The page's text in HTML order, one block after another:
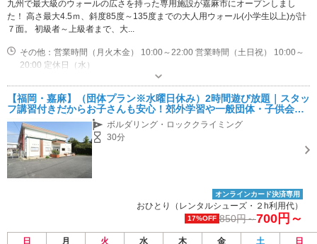
九州で最大級のウォールの広さを持った専用施設が嘉麻市にオープンしまし
た！ 高さ最大4.5ｍ、斜度85度～135度までの大人用ウォール(小学生以上)が計
７面。 初級者～上級者まで、大...
その他：営業時間（月火木金） 10:00～22:00 営業時間（土日祝） 10:00～
20:00 定休日（水）
【福岡・嘉麻】（団体プラン※水曜日休み）2時間遊び放題｜スタッ
フ講習付きだからお子さんも安心！郊外学習や一般団体・子供会等
にピッタリプラン☆
ボルダリング・ロッククライミング
30分
オンラインカード決済専用
おひとり（レンタルシューズ・２h利用代）
17%OFF 850円～700円～
日 月 火 水 木 金 土
日